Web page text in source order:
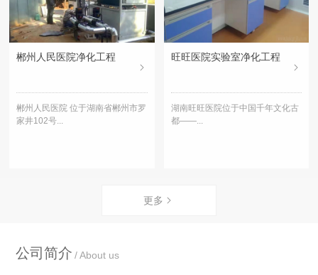
郴州人民医院净化工程
郴州人民医院 位于湖南省郴州市罗
家井102号...
旺旺医院实验室净化工程
湖南旺旺医院位于中国千年文化古
都——...
更多
公司简介 About us